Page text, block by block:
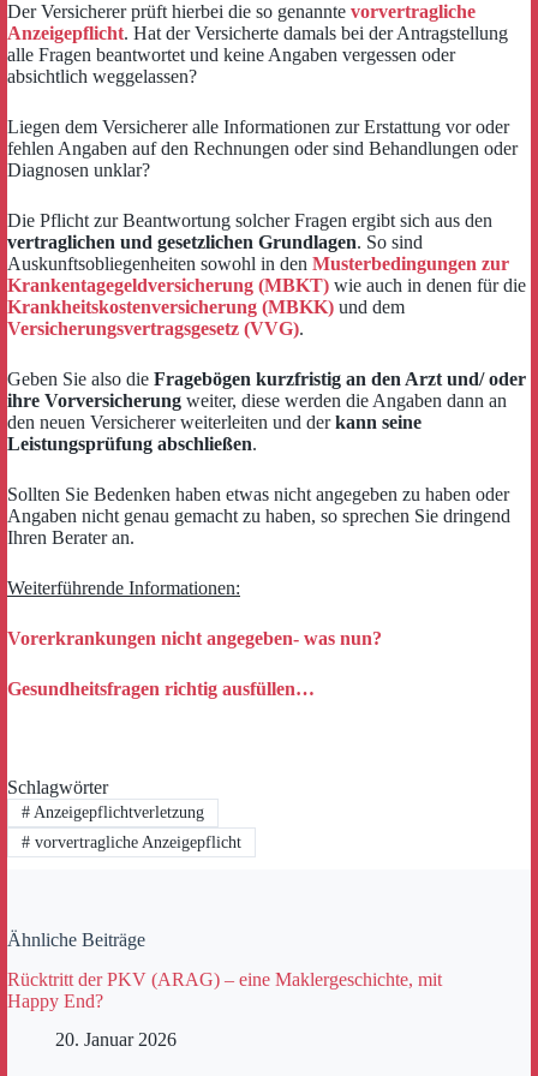
Der Versicherer prüft hierbei die so genannte vorvertragliche
Anzeigepflicht. Hat der Versicherte damals bei der Antragstellung
alle Fragen beantwortet und keine Angaben vergessen oder
absichtlich weggelassen?
Liegen dem Versicherer alle Informationen zur Erstattung vor oder
fehlen Angaben auf den Rechnungen oder sind Behandlungen oder
Diagnosen unklar?
Die Pflicht zur Beantwortung solcher Fragen ergibt sich aus den
vertraglichen und gesetzlichen Grundlagen. So sind
Auskunftsobliegenheiten sowohl in den Musterbedingungen zur
Krankentagegeldversicherung (MBKT) wie auch in denen für die
Krankheitskostenversicherung (MBKK) und dem
Versicherungsvertragsgesetz (VVG).
Geben Sie also die Fragebögen kurzfristig an den Arzt und/ oder
ihre Vorversicherung weiter, diese werden die Angaben dann an
den neuen Versicherer weiterleiten und derkann seine
Leistungsprüfung abschließen.
Sollten Sie Bedenken haben etwas nicht angegeben zu haben oder
Angaben nicht genau gemacht zu haben, so sprechen Sie dringend
Ihren Berater an.
Weiterführende Informationen:
Vorerkrankungen nicht angegeben- was nun?
Gesundheitsfragen richtig ausfüllen…
Schlagwörter
#Anzeigepflichtverletzung
#vorvertragliche Anzeigepflicht
Ähnliche Beiträge
Rücktritt der PKV (ARAG) – eine Maklergeschichte, mit
Happy End?
20. Januar 2026